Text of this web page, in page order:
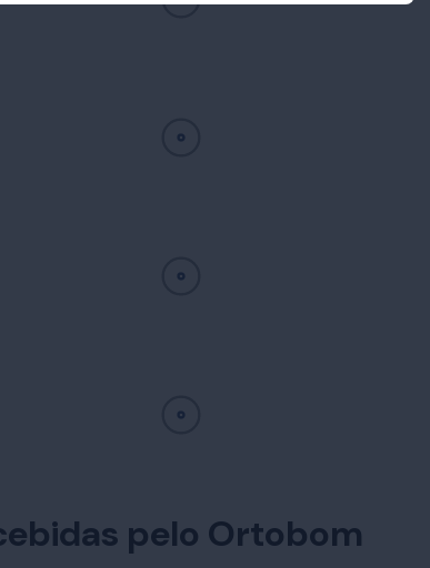
pelo Ortobom